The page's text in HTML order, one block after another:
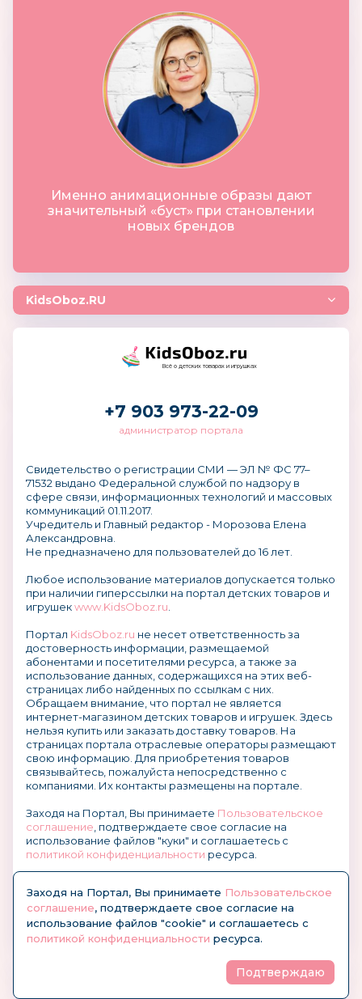
Именно анимационные образы дают
значительный «буст» при становлении
новых брендов
KidsOboz.RU
Всё о детских товарах и игрушках
+7 903 973-22-09
администратор портала
Свидетельство о регистрации СМИ — ЭЛ № ФС 77–
71532 выдано Федеральной службой по надзору в
сфере связи, информационных технологий и массовых
коммуникаций 01.11.2017.
Учредитель и Главный редактор - Морозова Елена
Александровна.
Не предназначено для пользователей до 16 лет.
Любое использование материалов допускается только
при наличии гиперссылки на портал детских товаров и
игрушекwww.KidsOboz.ru
Портал KidsOboz.ru не несет ответственность за
достоверность информации, размещаемой
абонентами и посетителями ресурса, а также за
использование данных, содержащихся на этих веб-
страницах либо найденных по ссылкам с них.
Обращаем внимание, что портал не является
интернет-магазином детских товаров и игрушек. Здесь
нельзя купить или заказать доставку товаров. На
страницах портала отраслевые операторы размещают
свою информацию. Для приобретения товаров
связывайтесь, пожалуйста непосредственно с
компаниями. Их контакты размещены на портале.
Заходя на Портал, Вы принимаете Пользовательское
соглашение , подтверждаете свое согласие на
использование файлов "куки" и соглашаетесь с
политикой конфиденциальности ресурса.
© KidsOboz.RU 2004-2026
Заходя на Портал, Вы принимаете Пользовательское
соглашение, подтверждаете свое согласие на
использование файлов "cookie" и соглашаетесь с
политикой конфиденциальности ресурса.
Подтверждаю